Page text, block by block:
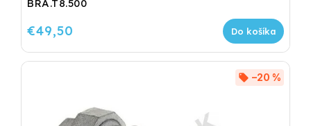
BRA.T8.500
€49,50 Do košíka
–20 %